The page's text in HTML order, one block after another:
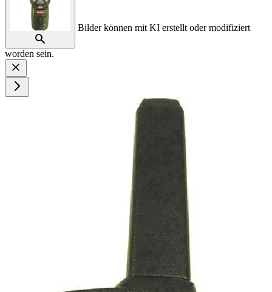
Bilder können mit KI erstellt oder modifiziert
worden sein.